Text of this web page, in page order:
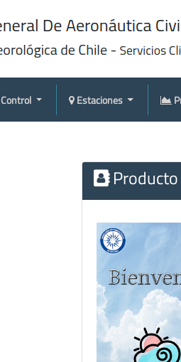
Control Estaciones
Producto